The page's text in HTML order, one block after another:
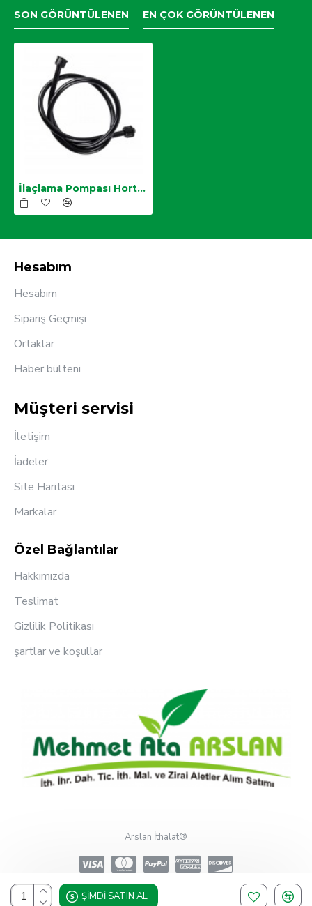
ŞIMDI SATIN AL
SON GÖRÜNTÜLENEN EN ÇOK GÖRÜNTÜLENEN
İlaçlama Pompası Hortumu
Hesabım
Hesabım
Sipariş Geçmişi
Ortaklar
Haber bülteni
Müşteri servisi
İletişim
İadeler
Site Haritası
Markalar
Özel Bağlantılar
Hakkımızda
Teslimat
Gizlilik Politikası
şartlar ve koşullar
Arslan İthalat®